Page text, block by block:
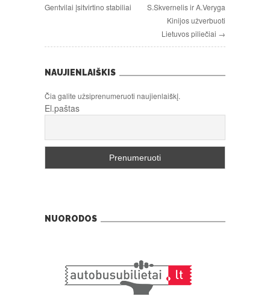
Gentvilai įsitvirtino stabiliai
S.Skvernelis ir A.Veryga
Kinijos užverbuoti
Lietuvos piliečiai →
NAUJIENLAIŠKIS
Čia galite užsiprenumeruoti naujienlaiškį.
El.paštas
NUORODOS